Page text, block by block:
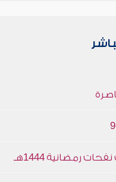
رمضانية 1444هـ